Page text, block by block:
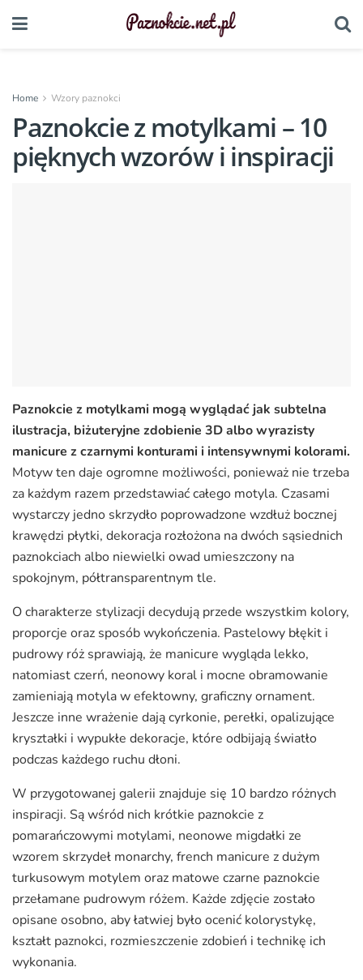
Home Wzory paznokci
Paznokcie z motylkami – 10
pięknych wzorów i inspiracji
Paznokcie z motylkami mogą wyglądać jak subtelna
ilustracja, biżuteryjne zdobienie 3D albo wyrazisty
manicure z czarnymi konturami i intensywnymi kolorami.
Motyw ten daje ogromne możliwości, ponieważ nie trzeba
za każdym razem przedstawiać całego motyla. Czasami
wystarczy jedno skrzydło poprowadzone wzdłuż bocznej
krawędzi płytki, dekoracja rozłożona na dwóch sąsiednich
paznokciach albo niewielki owad umieszczony na
spokojnym, półtransparentnym tle.
O charakterze stylizacji decydują przede wszystkim kolory,
proporcje oraz sposób wykończenia. Pastelowy błękit i
pudrowy róż sprawiają, że manicure wygląda lekko,
natomiast czerń, neonowy koral i mocne obramowanie
zamieniają motyla w efektowny, graficzny ornament.
Jeszcze inne wrażenie dają cyrkonie, perełki, opalizujące
kryształki i wypukłe dekoracje, które odbijają światło
podczas każdego ruchu dłoni.
W przygotowanej galerii znajduje się 10 bardzo różnych
inspiracji. Są wśród nich krótkie paznokcie z
pomarańczowymi motylami, neonowe migdałki ze
wzorem skrzydeł monarchy, french manicure z dużym
turkusowym motylem oraz matowe czarne paznokcie
przełamane pudrowym różem. Każde zdjęcie zostało
opisane osobno, aby łatwiej było ocenić kolorystykę,
kształt paznokci, rozmieszczenie zdobień i technikę ich
wykonania.